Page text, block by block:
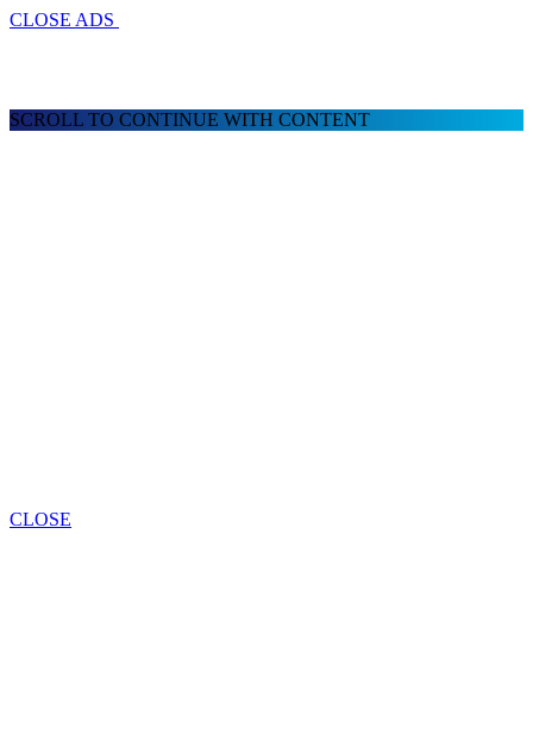
CLOSE ADS
SCROLL TO CONTINUE WITH CONTENT
CLOSE